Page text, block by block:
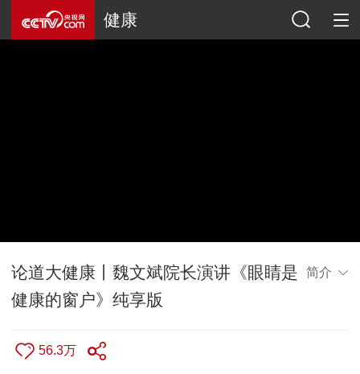
健康
论道大健康丨魏文斌院长演讲《眼睛是
健康的窗户》纯享版
简介
56.3万